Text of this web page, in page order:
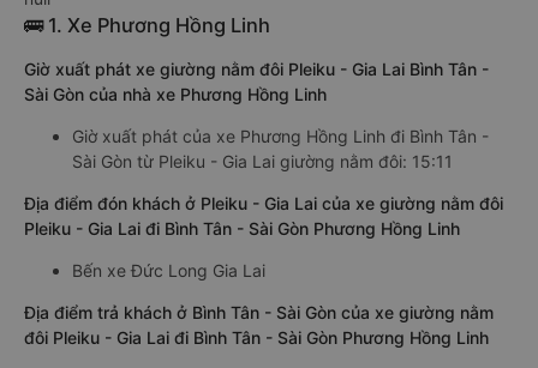
🚌 1. Xe Phương Hồng Linh
Giờ xuất phát xe giường nằm đôi Pleiku - Gia Lai Bình Tân -
Sài Gòn của nhà xe Phương Hồng Linh
Giờ xuất phát của xe Phương Hồng Linh đi Bình Tân -
Sài Gòn từ Pleiku - Gia Lai giường nằm đôi: 15:11
Địa điểm đón khách ở Pleiku - Gia Lai của xe giường nằm đôi
Pleiku - Gia Lai đi Bình Tân - Sài Gòn Phương Hồng Linh
Bến xe Đức Long Gia Lai
Địa điểm trả khách ở Bình Tân - Sài Gòn của xe giường nằm
đôi Pleiku - Gia Lai đi Bình Tân - Sài Gòn Phương Hồng Linh